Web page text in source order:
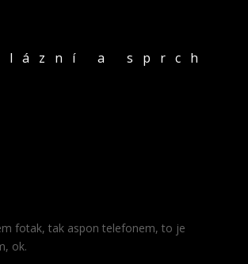
a sprch
fotak, tak aspon telefonem, to je
ok.